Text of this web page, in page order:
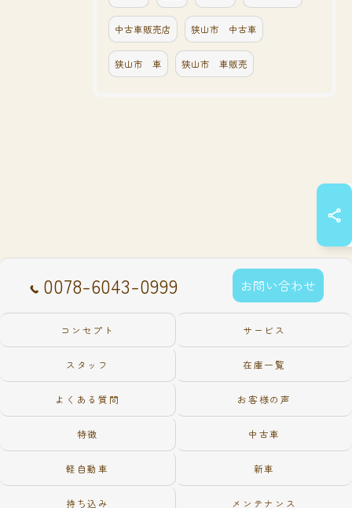
中古車販売店 狭山市 中古車
狭山市 車 狭山市 車販売
0078-6043-0999 お問い合わせ
コンセプト サービス
スタッフ 在庫一覧
よくある質問 お客様の声
特徴 中古車
軽自動車 新車
持ち込み メンテナンス